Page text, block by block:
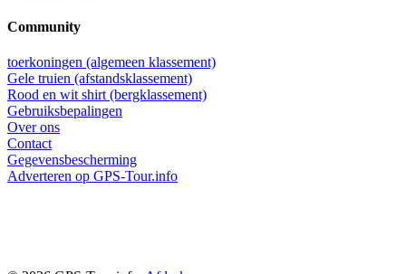
Community
toerkoningen (algemeen klassement)
Gele truien (afstandsklassement)
Rood en wit shirt (bergklassement)
Gebruiksbepalingen
Over ons
Contact
Gegevensbescherming
Adverteren op GPS-Tour.info